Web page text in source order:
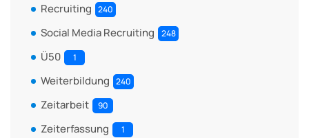
Recruiting 240
Social Media Recruiting 248
Ü50 1
Weiterbildung 240
Zeitarbeit 90
Zeiterfassung 1